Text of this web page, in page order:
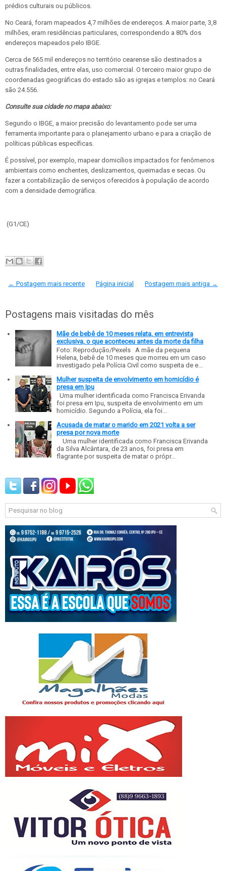
prédios culturais ou públicos.
No Ceará, foram mapeados 4,7 milhões de endereços. A maior parte, 3,8
milhões, eram residências particulares, correspondendo a 80% dos
endereços mapeados pelo IBGE.
Cerca de 565 mil endereços no território cearense são destinados a
outras finalidades, entre elas, uso comercial. O terceiro maior grupo de
coordenadas geográficas do estado são as igrejas e templos: no Ceará
são 24.556.
Consulte sua cidade no mapa abaixo:
Segundo o IBGE, a maior precisão do levantamento pode ser uma
ferramenta importante para o planejamento urbano e para a criação de
políticas públicas específicas.
É possível, por exemplo, mapear domicílios impactados for fenômenos
ambientais como enchentes, deslizamentos, queimadas e secas. Ou
fazer a contabilização de serviços oferecidos à população de acordo
com a densidade demográfica.
(G1/CE)
← Postagem mais recente Postagem mais antiga →
Página inicial
Postagens mais visitadas do mês
Mãe de bebê de 10 meses relata, em entrevista
exclusiva, o que aconteceu antes da morte da filha
Foto: Reprodução/Pexels A mãe da pequena
Helena, bebê de 10 meses que morreu em um caso
investigado pela Polícia Civil como suspeita de e...
Mulher suspeita de envolvimento em homicídio é
presa em Ipu
Uma mulher identificada como Francisca Erivanda
foi presa em Ipu, suspeita de envolvimento em um
homicídio. Segundo a Polícia, ela foi...
Acusada de matar o marido em 2021 volta a ser
presa por nova morte
Uma mulher identificada como Francisca Erivanda
da Silva Alcântara, de 23 anos, foi presa em
flagrante por suspeita de matar o própr...